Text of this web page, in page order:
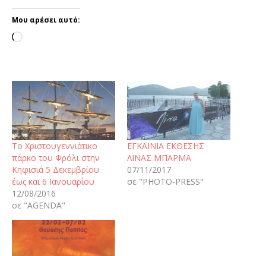
Μου αρέσει αυτό:
Το Χριστουγεννιάτικο
πάρκο του Φρόλι στην
Κηφισιά 5 Δεκεμβρίου
έως και 6 Ιανουαρίου
12/08/2016
σε "AGENDA"
ΕΓΚΑΙΝΙΑ ΕΚΘΕΣΗΣ
ΛΙΝΑΣ ΜΠΑΡΜΑ
07/11/2017
σε "PHOTO-PRESS"